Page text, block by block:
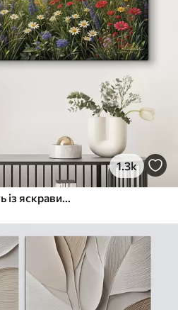
1.3k
Пишна сільська місцевість із яскравим лугом диких квітів, наповненим різнокольоровими квітами під хмарним небом